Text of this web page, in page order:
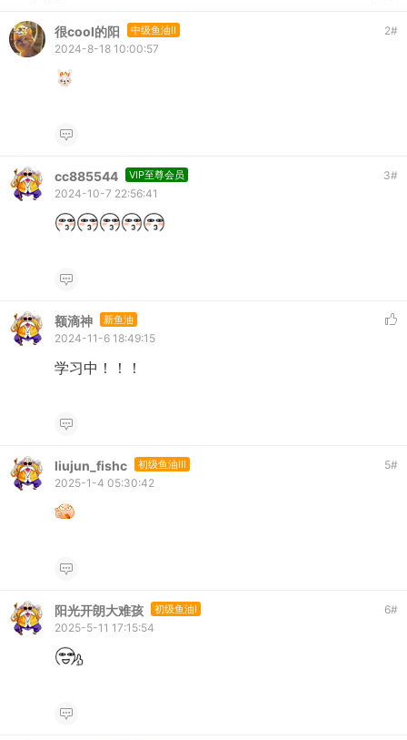
很cool的阳 中级鱼油II 2#
2024-8-18 10:00:57
cc885544 VIP至尊会员 3#
2024-10-7 22:56:41
额滴神 新鱼油
2024-11-6 18:49:15
学习中！！！
liujun_fishc 初级鱼油III 5#
2025-1-4 05:30:42
阳光开朗大难孩 初级鱼油I 6#
2025-5-11 17:15:54